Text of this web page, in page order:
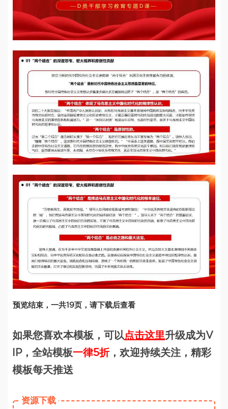
预览结束，一共19页，请下载后查看
如果您喜欢本模板，可以点击这里升级成为V
IP，全站模板一律5折，欢迎持续关注，精彩
模板每天推送
资源下载